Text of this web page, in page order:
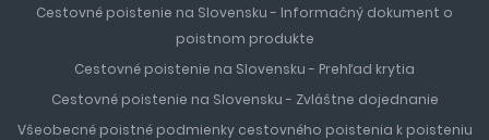
Cestovné poistenie na Slovensku - Informačný dokument o
poistnom produkte
Cestovné poistenie na Slovensku - Prehľad krytia
Cestovné poistenie na Slovensku - Zvláštne dojednanie
Všeobecné poistné podmienky cestovného poistenia k poisteniu